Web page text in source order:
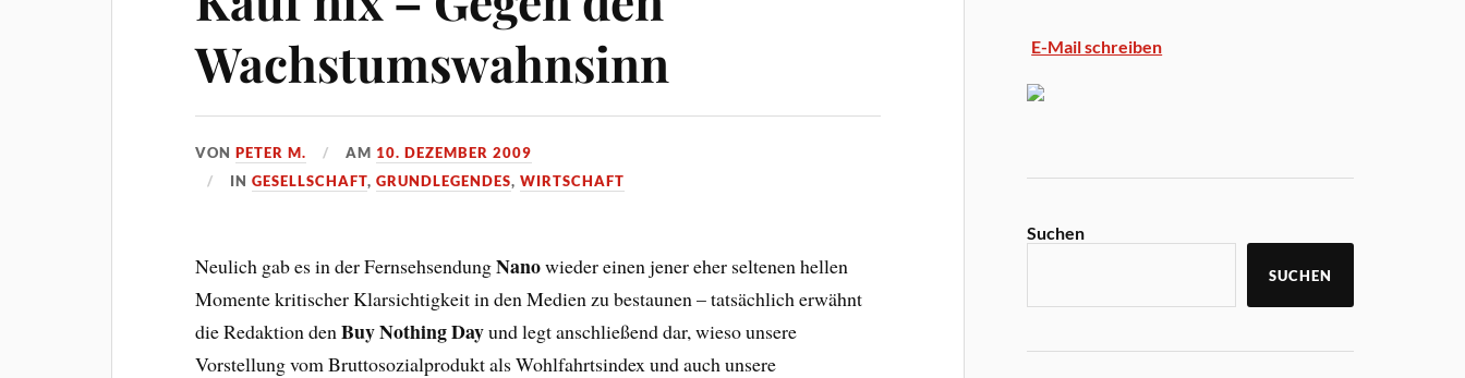
Wachstumswahnsinn
VONPETER M. AM 10. DEZEMBER 2009
INGESELLSCHAFT,GRUNDLEGENDES,WIRTSCHAFT
Neulich gab es in der FernsehsendungNanowieder einen jener eher seltenen hellen
Momente kritischer Klarsichtigkeit in den Medien zu bestaunen – tatsächlich erwähnt
die Redaktion denBuy Nothing Dayund legt anschließend dar, wieso unsere
Vorstellung vom Bruttosozialprodukt als Wohlfahrtsindex und auch unsere
E-Mail schreiben
Suchen
SUCHEN